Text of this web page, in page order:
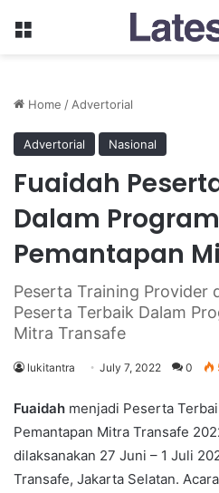
Menu
Home /Advertorial
Advertorial Nasional
Fuaidah
Dalam Program
Pemantapan
Peserta Training Provider
Peserta Terbaik Dalam
Mitra Transafe
lukitantra July 7, 2022 0
Fuaidah menjadi Peserta
Pemantapan Mitra Transafe
dilaksanakan 27 Juni – 1 Juli
Transafe, Jakarta Selatan.